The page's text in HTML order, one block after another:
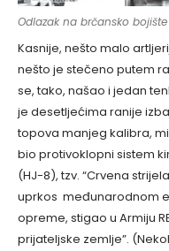
Odlazak na brčansko bojište
Kasnije, nešto malo
nešto je stečeno putem
se, tako, našao i jedan
je desetljećima ranije
topova manjeg kalibra,
bio protivoklopni sistem
(HJ-8), tzv. “Crvena
uprkos međunarodnom
opreme, stigao u Armiju
prijateljske zemlje”.